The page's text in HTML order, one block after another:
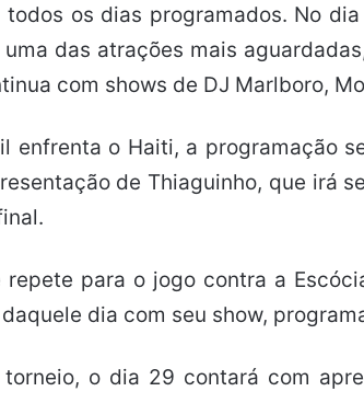
os dias programados. No
das atrações mais
com shows de DJ Marlboro,
enfrenta o Haiti, a programação
de Thiaguinho, que irá
para o jogo contra a
dia com seu show,
o dia 29 contará com